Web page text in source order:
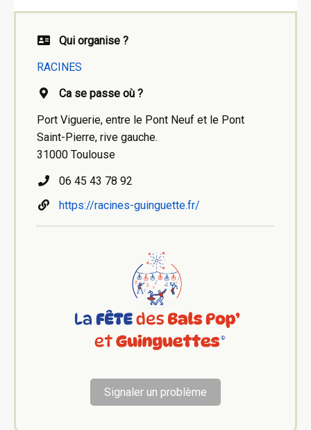
Qui organise ?
RACINES
Ca se passe où ?
Port Viguerie, entre le Pont Neuf et le Pont
Saint-Pierre, rive gauche.
31000 Toulouse
06 45 43 78 92
https://racines-guinguette.fr/
Signaler un problème